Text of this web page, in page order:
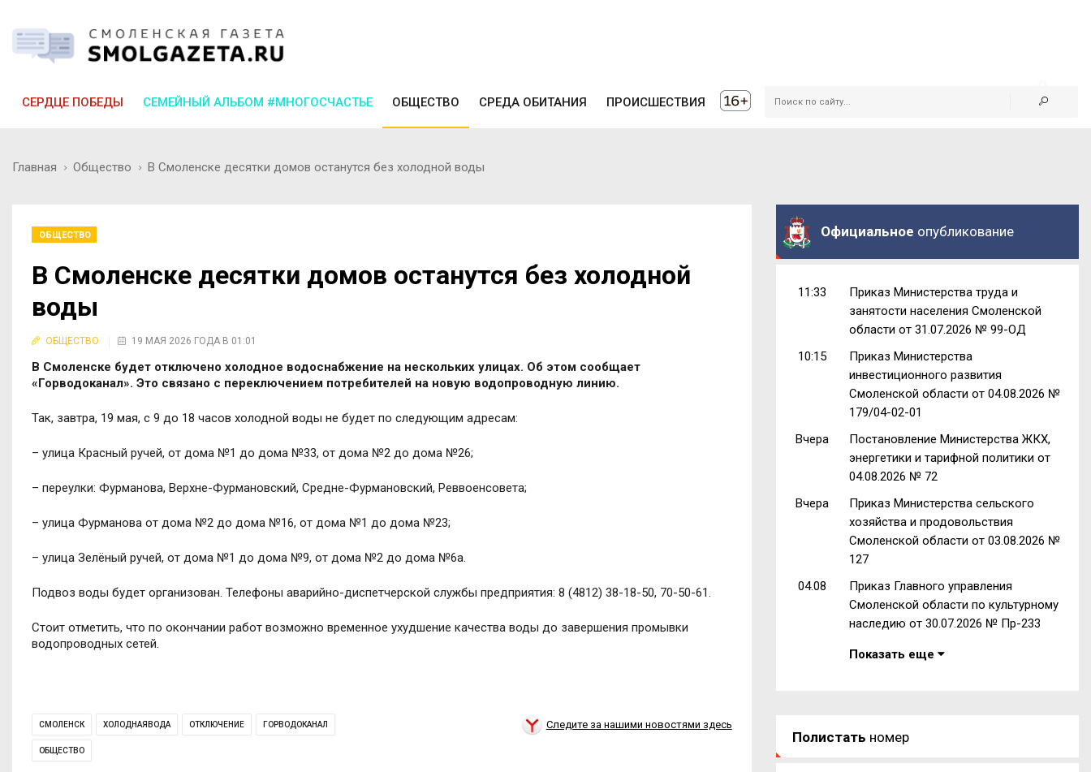
СЕРДЦЕ ПОБЕДЫ СЕМЕЙНЫЙ АЛЬБОМ #МНОГОСЧАСТЬЕ ОБЩЕСТВО СРЕДА ОБИТАНИЯ ПРОИСШЕСТВИЯ
Главная Общество В Смоленске десятки домов останутся без холодной воды
ОБЩЕСТВО
В Смоленске десятки домов останутся без холодной
воды
ОБЩЕСТВО 19 МАЯ 2026 ГОДА В 01:01
В Смоленске будет отключено холодное водоснабжение на нескольких улицах. Об этом сообщает
«Горводоканал». Это связано с переключением потребителей на новую водопроводную линию.
Так, завтра, 19 мая, с 9 до 18 часов холодной воды не будет по следующим адресам:
– улица Красный ручей, от дома №1 до дома №33, от дома №2 до дома №26;
– переулки: Фурманова, Верхне-Фурмановский, Средне-Фурмановский, Реввоенсовета;
– улица Фурманова от дома №2 до дома №16, от дома №1 до дома №23;
– улица Зелёный ручей, от дома №1 до дома №9, от дома №2 до дома №6а.
Подвоз воды будет организован. Телефоны аварийно-диспетчерской службы предприятия: 8 (4812) 38-18-50, 70-50-61.
Стоит отметить, что по окончании работ возможно временное ухудшение качества воды до завершения промывки
водопроводных сетей.
СМОЛЕНСК ХОЛОДНАЯВОДА ОТКЛЮЧЕНИЕ ГОРВОДОКАНАЛ
ОБЩЕСТВО
Следите за нашими новостями здесь
Официальное опубликование
11:33
Приказ Министерства труда и
занятости населения Смоленской
области от 31.07.2026 № 99-ОД
10:15
Приказ Министерства
инвестиционного развития
Смоленской области от 04.08.2026 №
179/04-02-01
Вчера
Постановление Министерства ЖКХ,
энергетики и тарифной политики от
04.08.2026 № 72
Вчера
Приказ Министерства сельского
хозяйства и продовольствия
Смоленской области от 03.08.2026 №
127
04.08
Приказ Главного управления
Смоленской области по культурному
наследию от 30.07.2026 № Пр-233
Показать еще
Полистать номер